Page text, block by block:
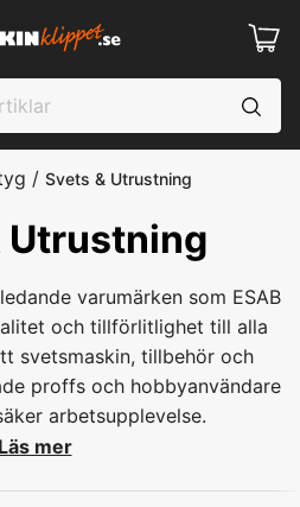
/ Svets & Utrustning
Utrustning
varumärken som ESAB
och tillförlitlighet till alla
svetsmaskin, tillbehör och
proffs och hobbyanvändare
arbetsupplevelse.
Läs mer